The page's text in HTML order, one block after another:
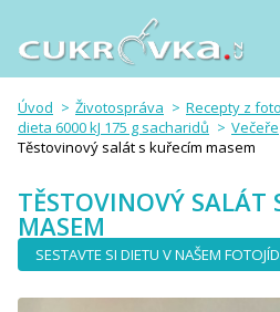
Úvod Životospráva
Recepty z
dieta 6000 kJ 175 g sacharidů
Večeře
Těstovinový salát s kuřecím masem
TĚSTOVINOVÝ SALÁT
MASEM
SESTAVTE SI DIETU V NAŠEM